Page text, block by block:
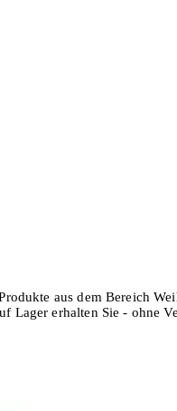
aus dem Bereich
Lager erhalten Sie - ohne